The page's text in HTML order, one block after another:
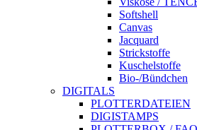
Softshell
Canvas
Jacquard
Strickstoffe
Kuschelstoffe
Bio-/Bündchen
DIGITALS
PLOTTERDATEIEN
DIGISTAMPS